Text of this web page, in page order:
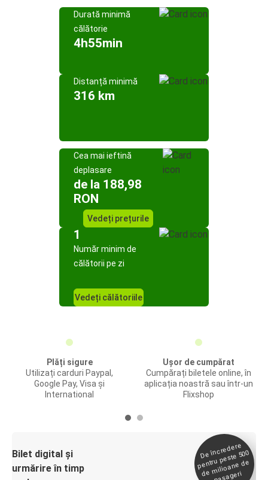
Durată minimă
călătorie
4h55min
Distanță minimă
316 km
Cea mai ieftină
deplasare
de la 188,98
RON
Vedeți prețurile
1
Număr minim de
călătorii pe zi
Vedeți călătoriile
Plăți sigure
Utilizați carduri Paypal,
Google Pay, Visa și
International
Ușor de cumpărat
Cumpărați biletele online, în
aplicația noastră sau într-un
Flixshop
Bilet digital și
urmărire în timp
De încredere
pentru peste 500
de
milioane de
pasageri